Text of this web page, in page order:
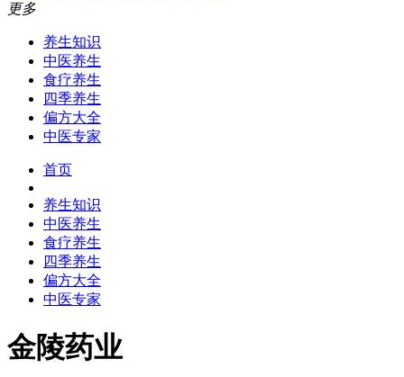
更多
养生知识
中医养生
食疗养生
四季养生
偏方大全
中医专家
首页
养生知识
中医养生
食疗养生
四季养生
偏方大全
中医专家
金陵药业